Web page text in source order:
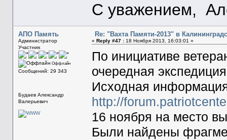
С уважением,
АПО Память
Администратор
Участник
Оффлайн
Сообщений: 29 343
Будаев Александр
Валерьевич
Re: "Вахта Памяти-2013" в
« Reply #47 :18 Ноября 2013, 16:03:01 »
По инициативе
очередная
Исходная
http://
16 ноября на место
Были найдены